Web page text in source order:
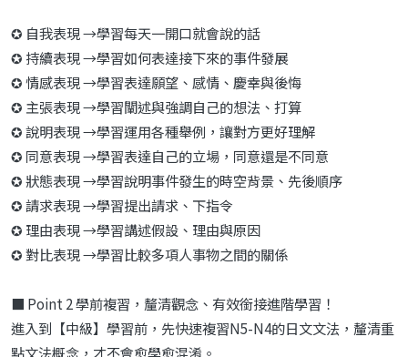
✪ 自我表現 →學習每天一開口就會說的話
✪ 持續表現 →學習如何表達接下來的事件發展
✪ 情感表現 →學習表達願望、感情、慶幸與後悔
✪ 主張表現 →學習闡述與強調自己的想法、打算
✪ 說明表現 →學習運用各種舉例，讓對方更好理解
✪ 同意表現 →學習表達自己的立場，同意還是不同意
✪ 狀態表現 →學習說明事件發生的時空背景、先後順序
✪ 請求表現 →學習提出請求、下指令
✪ 理由表現 →學習講述假設、理由與原因
✪ 對比表現 →學習比較多項人事物之間的關係
■ Point 2 學前複習，釐清觀念、有效銜接進階學習！
進入到【中級】學習前，先快速複習N5-N4的日文文法，釐清重
點文法概念，才不會愈學愈混淆。